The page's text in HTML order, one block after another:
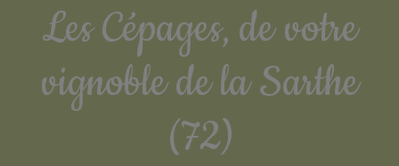
Les Cépages, de votre
vignoble de la Sarthe
(72)